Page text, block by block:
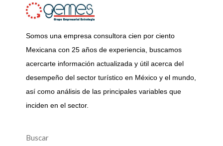
Somos una empresa consultora cien por ciento
Mexicana con 25 años de experiencia, buscamos
acercarte información actualizada y útil acerca del
desempeño del sector turístico en México y el mundo,
así como análisis de las principales variables que
inciden en el sector.
Buscar